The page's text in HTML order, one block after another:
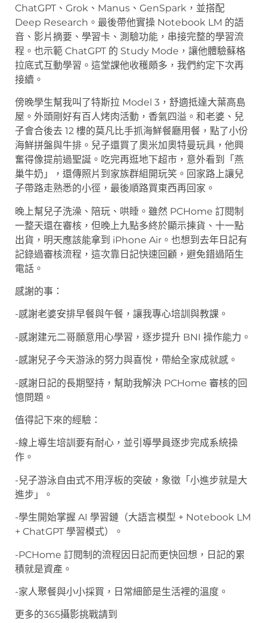
ChatGPT、Grok、Manus、GenSpark，並搭配
Deep Research。最後帶他實操 Notebook LM 的語
音、影片摘要、學習卡、測驗功能，串接完整的學習流
程。也示範 ChatGPT 的 Study Mode，讓他體驗蘇格
拉底式互動學習。這堂課他收穫頗多，我們約定下次再
接續。
傍晚學生幫我叫了特斯拉 Model 3，舒適抵達大葉高島
屋。外頭剛好有百人烤肉活動，香氣四溢。和老婆、兒
子會合後去 12 樓的莫凡比手抓海鮮餐廳用餐，點了小份
海鮮拼盤與牛排。兒子還買了奧米加奧特曼玩具，他興
奮得像提前過聖誕。吃完再逛地下超市，意外看到「燕
巢牛奶」，還傳照片到家族群組開玩笑。回家路上讓兒
子帶路走熟悉的小徑，最後順路買東西再回家。
晚上幫兒子洗澡、陪玩、哄睡。雖然 PCHome 訂閱制
一整天還在審核，但晚上九點多終於顯示揀貨、十一點
出貨，明天應該能拿到 iPhone Air。也想到去年日記有
記錄過審核流程，這次靠日記快速回顧，避免錯過陌生
電話。
感謝的事：
-感謝老婆安排早餐與午餐，讓我專心培訓與教課。
-感謝建元二哥願意用心學習，逐步提升 BNI 操作能力。
-感謝兒子今天游泳的努力與喜悅，帶給全家成就感。
-感謝日記的長期堅持，幫助我解決 PCHome 審核的回
憶問題。
值得記下來的經驗：
-線上導生培訓要有耐心，並引導學員逐步完成系統操
作。
-兒子游泳自由式不用浮板的突破，象徵「小進步就是大
進步」。
-學生開始掌握 AI 學習鏈（大語言模型 + Notebook LM
+ ChatGPT 學習模式）。
-PCHome 訂閱制的流程因日記而更快回想，日記的累
積就是資產。
-家人聚餐與小小採買，日常細節是生活裡的溫度。
更多的365攝影挑戰請到